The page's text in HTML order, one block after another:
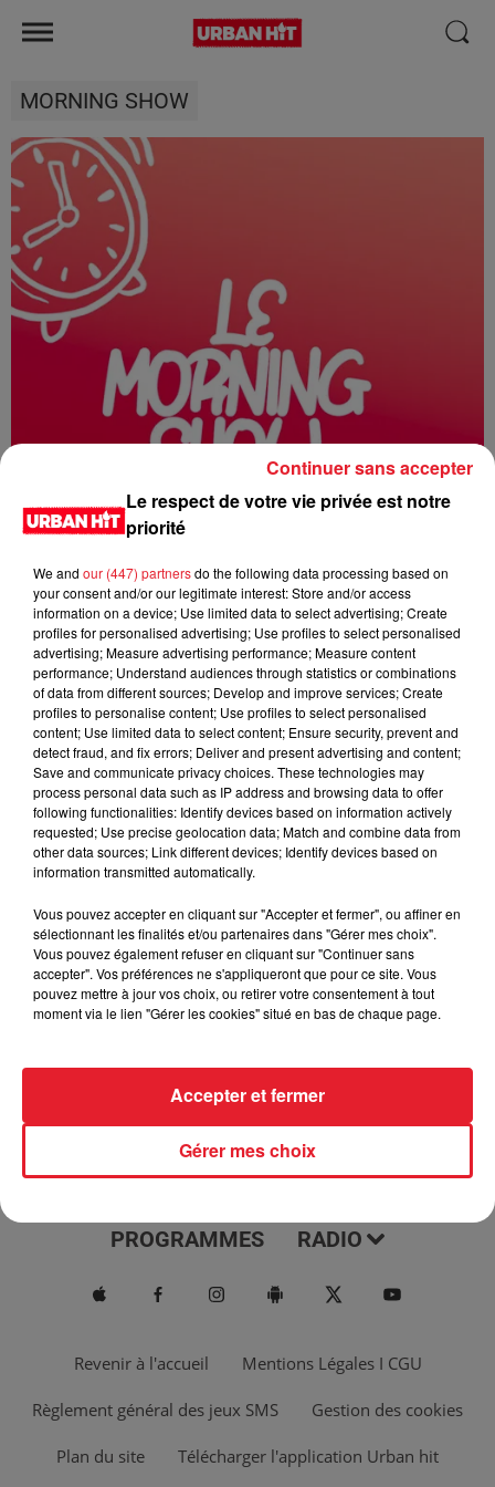
MORNING SHOW
0:00 2 min 28 sec
11 mai 2026 - 2 min 28 sec
MORNING SHOW 08H34 du 08.05.2026
Le Morning Show
ACTUS MUSIQUES
PROGRAMMES RADIO
Revenir à l'accueil Mentions Légales I CGU
Règlement général des jeux SMS Gestion des cookies
Plan du site Télécharger l'application Urban hit
Le respect de votre vie privée est notre
priorité
We and our (447) partnersdo the following data processing based on
your consent and/or our legitimate interest: Store and/or access
information on a device; Use limited data to select advertising; Create
profiles for personalised advertising; Use profiles to select personalised
advertising; Measure advertising performance; Measure content
performance; Understand audiences through statistics or combinations
of data from different sources; Develop and improve services; Create
profiles to personalise content; Use profiles to select personalised
content; Use limited data to select content; Ensure security, prevent and
detect fraud, and fix errors; Deliver and present advertising and content;
Save and communicate privacy choices. These technologies may
process personal data such as IP address and browsing data to offer
following functionalities: Identify devices based on information actively
requested; Use precise geolocation data; Match and combine data from
other data sources; Link different devices; Identify devices based on
information transmitted automatically.
Vous pouvez accepter en cliquant sur "Accepter et fermer", ou affiner en
sélectionnant les finalités et/ou partenaires dans "Gérer mes choix".
Vous pouvez également refuser en cliquant sur "Continuer sans
accepter". Vos préférences ne s'appliqueront que pour ce site. Vous
pouvez mettre à jour vos choix, ou retirer votre consentement à tout
moment via le lien "Gérer les cookies" situé en bas de chaque page.
Gérer mes choix
Accepter et fermer
Continuer sans accepter